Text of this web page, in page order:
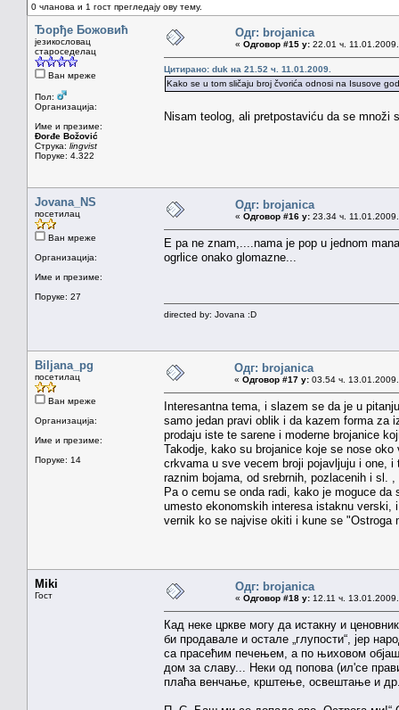
0 чланова и 1 гост прегледају ову тему.
Ђорђе Божовић
језикословац
староседелац
Ван мреже
Пол:
Организација:
Име и презиме:
Đorđe Božović
Струка: lingvist
Поруке: 4.322
Одг: brojanica
« Одговор #15 у: 22.01 ч.
Цитирано: duk на 21.52 ч. 11.01.2009.
Kako se u tom sličaju broj čvorića odnosi na Isusove
Nisam teolog, ali pretpostaviću da se množi
Jovana_NS
посетилац
Ван мреже
Организација:
Име и презиме:
Поруке: 27
Одг: brojanica
« Одговор #16 у: 23.34 ч.
E pa ne znam,....nama je pop u jednom
ogrlice onako glomazne...
directed by: Jovana :D
Biljana_pg
посетилац
Ван мреже
Организација:
Име и презиме:
Поруке: 14
Одг: brojanica
« Одговор #17 у: 03.54 ч.
Interesantna tema, i slazem se da je u
samo jedan pravi oblik i da kazem forma za
prodaju iste te sarene i moderne brojanice
Takodje, kako su brojanice koje se nose
crkvama u sve vecem broji pojavljuju i one,
raznim bojama, od srebrnih, pozlacenih i sl.
Pa o cemu se onda radi, kako je moguce
umesto ekonomskih interesa istaknu verski,
vernik ko se najvise okiti i kune se "Ostroga
Miki
Гост
Одг: brojanica
« Одговор #18 у: 12.11 ч.
Кад неке цркве могу да истакну и
би продавале и остале „глупости“, јер
са прасећим печењем, а по њиховом
дом за славу... Неки од попова (ил'се
плаћа венчање, крштење, освештање и